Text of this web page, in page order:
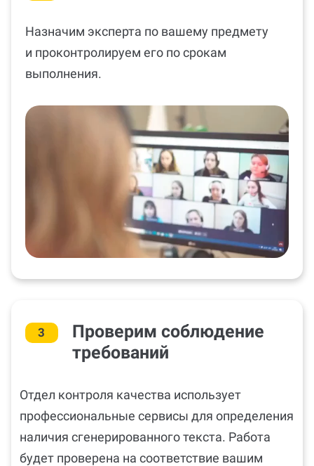
Назначим эксперта по вашему предмету
и проконтролируем его по срокам
выполнения.
3
Проверим соблюдение
требований
Отдел контроля качества использует
профессиональные сервисы для определения
наличия сгенерированного текста. Работа
будет проверена на соответствие вашим